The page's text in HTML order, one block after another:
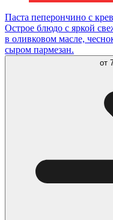
Паста пеперончино с
Острое блюдо с яркой
в оливковом масле,
сыром пармезан.
от